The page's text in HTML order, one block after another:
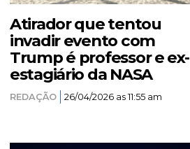
Atirador que tentou
invadir evento com
Trump é professor e ex-
estagiário da NASA
REDAÇÃO 26/04/2026 as 11:55 am